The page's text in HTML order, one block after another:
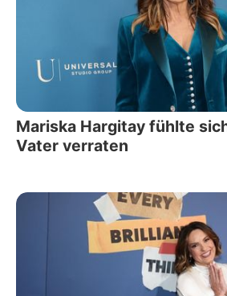
Mariska Hargitay fühlte
Vater verraten